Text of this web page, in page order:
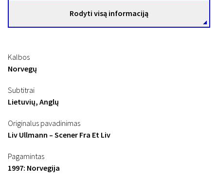
Rodyti visą informaciją
Kalbos
Norvegų
Subtitrai
Lietuvių, Anglų
Originalus pavadinimas
Liv Ullmann – Scener Fra Et Liv
Pagamintas
1997: Norvegija